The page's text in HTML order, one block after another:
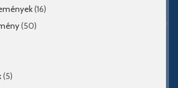
(16)
(50)
(5)